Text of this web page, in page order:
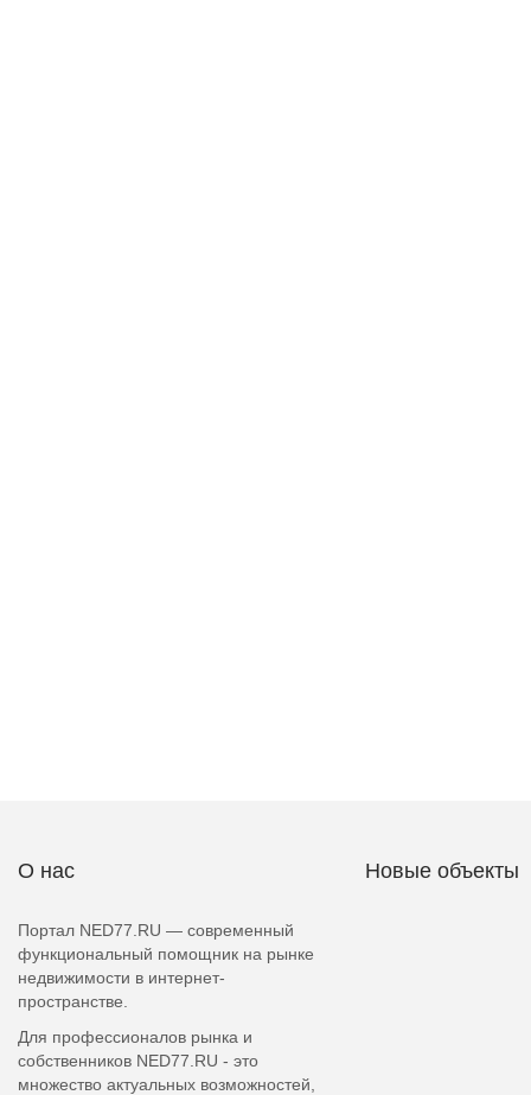
О нас
Портал NED77.RU — современный
функциональный помощник на рынке
недвижимости в интернет-
пространстве.
Для профессионалов рынка и
собственников NED77.RU - это
множество актуальных возможностей,
Новые объекты